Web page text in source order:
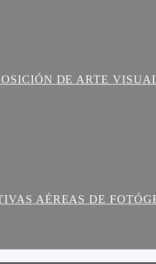
DE ARTE
AÉREAS DE